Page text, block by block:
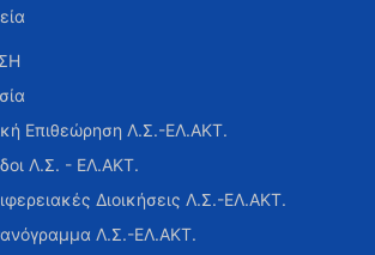
Επιθεώρηση Λ.Σ.-ΕΛ.ΑΚΤ.
Λ.Σ. - ΕΛ.ΑΚΤ.
Διοικήσεις Λ.Σ.-ΕΛ.ΑΚΤ.
Λ.Σ.-ΕΛ.ΑΚΤ.